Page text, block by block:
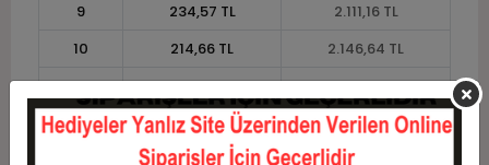
9
234,57 TL
2.111,16 TL
10
214,66 TL
2.146,64 TL
11
196,76 TL
2.164,38 TL
12
183,32 TL 2.199,86 TL